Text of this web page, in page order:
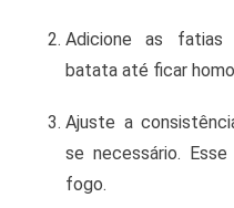
Adicione as fatias
batata até ficar
Ajuste a
se necessário.
fogo.